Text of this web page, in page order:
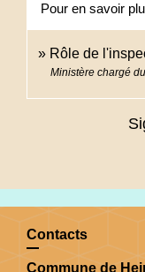
Pour en savoir
Rôle de
Ministère chargé
Contacts
Commune de